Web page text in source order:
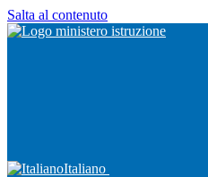
Salta al contenuto
Italiano